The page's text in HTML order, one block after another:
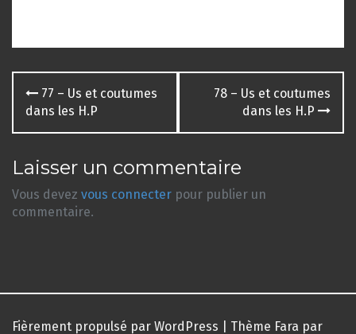
Navigation
des
articles
77 – Us et coutumes
dans les H.P
78 – Us et coutumes
dans les H.P
Laisser un commentaire
Vous devez vous connecter pour publier un
commentaire.
Fièrement propulsé par WordPress Thème Fara par